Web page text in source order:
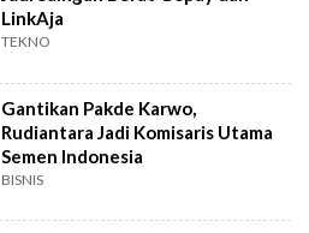
LinkAja
TEKNO
Gantikan Pakde Karwo,
Rudiantara Jadi Komisaris Utama
Semen Indonesia
BISNIS